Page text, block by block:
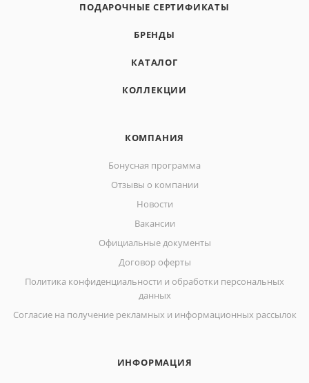
ПОДАРОЧНЫЕ СЕРТИФИКАТЫ
БРЕНДЫ
КАТАЛОГ
КОЛЛЕКЦИИ
КОМПАНИЯ
Бонусная программа
Отзывы о компании
Новости
Вакансии
Официальные документы
Договор оферты
Политика конфиденциальности и обработки персональных
данных
Согласие на получение рекламных и информационных рассылок
ИНФОРМАЦИЯ